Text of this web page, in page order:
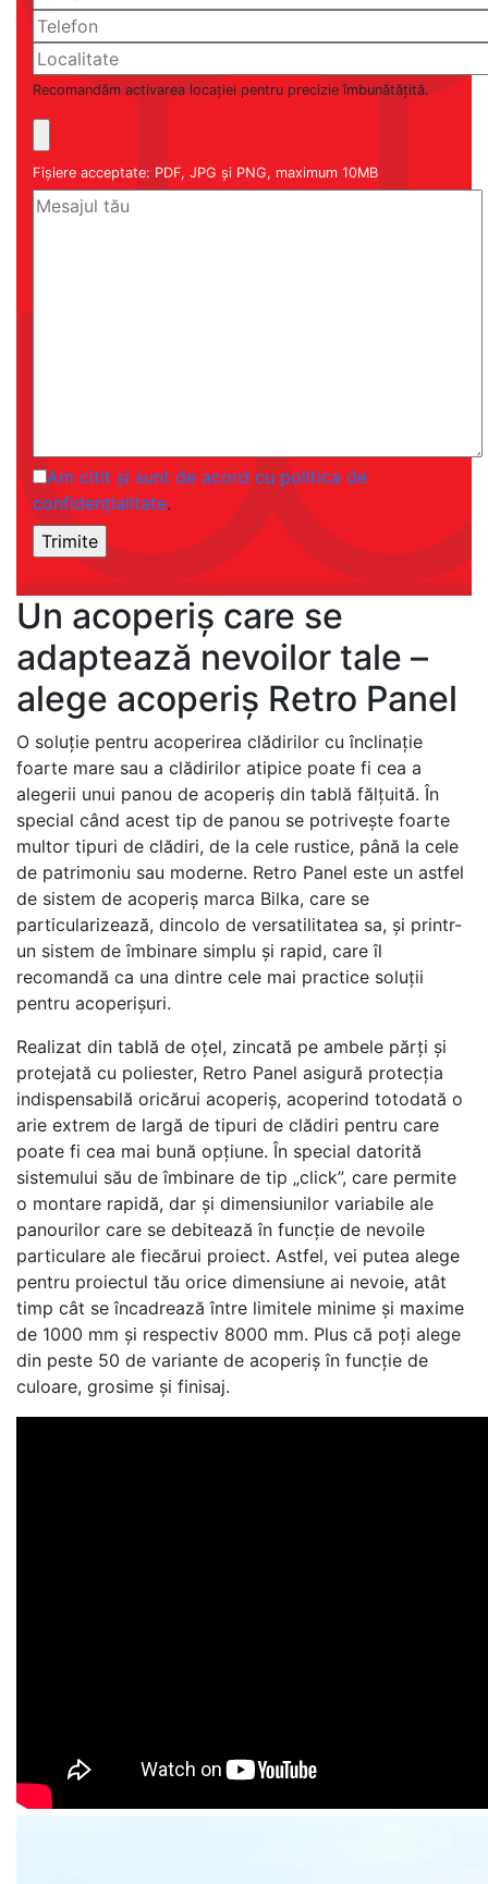
Recomandăm activarea locației pentru precizie îmbunătățită.
Fișiere acceptate: PDF, JPG și PNG, maximum 10MB
Am citit și sunt de acord cu politica de
confidențialitate.
Un acoperiş care se
adaptează nevoilor tale –
alege acoperiș Retro Panel
O soluţie pentru acoperirea clădirilor cu înclinaţie
foarte mare sau a clădirilor atipice poate fi cea a
alegerii unui panou de acoperiş din tablă fălţuită. În
special când acest tip de panou se potriveşte foarte
multor tipuri de clădiri, de la cele rustice, până la cele
de patrimoniu sau moderne. Retro Panel este un astfel
de sistem de acoperiş marca Bilka, care se
particularizează, dincolo de versatilitatea sa, şi printr-
un sistem de îmbinare simplu şi rapid, care îl
recomandă ca una dintre cele mai practice soluţii
pentru acoperişuri.
Realizat din tablă de oţel, zincată pe ambele părţi şi
protejată cu poliester, Retro Panel asigură protecţia
indispensabilă oricărui acoperiş, acoperind totodată o
arie extrem de largă de tipuri de clădiri pentru care
poate fi cea mai bună opţiune. În special datorită
sistemului său de îmbinare de tip „click”, care permite
o montare rapidă, dar şi dimensiunilor variabile ale
panourilor care se debitează în funcţie de nevoile
particulare ale fiecărui proiect. Astfel, vei putea alege
pentru proiectul tău orice dimensiune ai nevoie, atât
timp cât se încadrează între limitele minime şi maxime
de 1000 mm şi respectiv 8000 mm. Plus că poţi alege
din peste 50 de variante de acoperiş în funcţie de
culoare, grosime şi finisaj.